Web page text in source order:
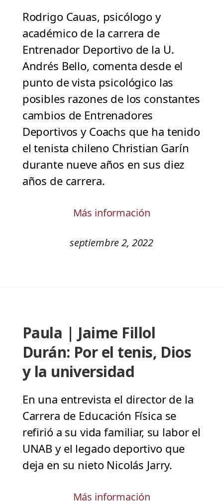
Rodrigo Cauas, psicólogo y
académico de la carrera de
Entrenador Deportivo de la U.
Andrés Bello, comenta desde el
punto de vista psicológico las
posibles razones de los constantes
cambios de Entrenadores
Deportivos y Coachs que ha tenido
el tenista chileno Christian Garín
durante nueve años en sus diez
años de carrera.
Más información
septiembre 2, 2022
Paula | Jaime Fillol
Durán: Por el tenis, Dios
y la universidad
En una entrevista el director de la
Carrera de Educación Física se
refirió a su vida familiar, su labor el
UNAB y el legado deportivo que
deja en su nieto Nicolás Jarry.
Más información